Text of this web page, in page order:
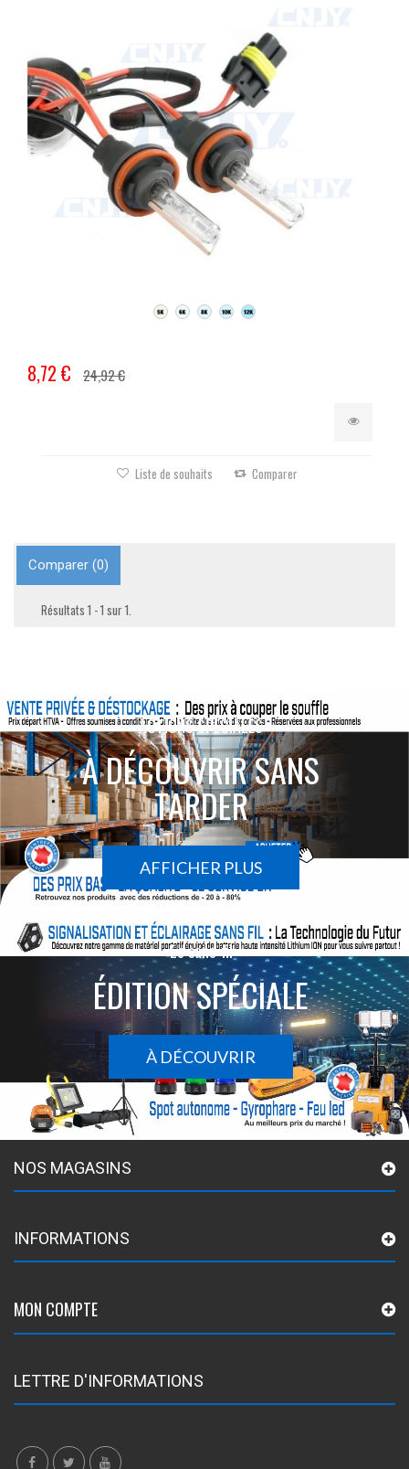
8,72 € 24,92 €
Liste de souhaits Comparer
Comparer (0)
Résultats 1 - 1 sur 1.
ACTIONS SPÉCIALES
À DÉCOUVRIR SANS
TARDER
AFFICHER PLUS
Le sans-fil
ÉDITION SPÉCIALE
À DÉCOUVRIR
NOS MAGASINS
INFORMATIONS
MON COMPTE
LETTRE D'INFORMATIONS